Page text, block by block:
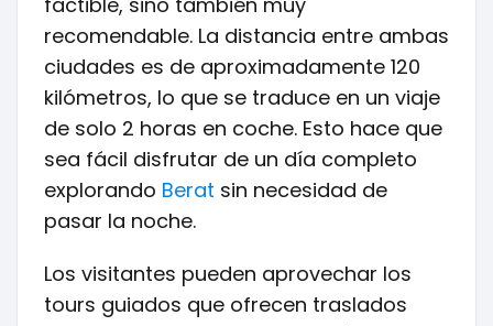
recomendable. La distancia entre ambas
ciudades es de aproximadamente 120
kilómetros, lo que se traduce en un viaje
de solo 2 horas en coche. Esto hace que
sea fácil disfrutar de un día completo
explorando Berat sin necesidad de
pasar la noche.
Los visitantes pueden aprovechar los
tours guiados que ofrecen traslados